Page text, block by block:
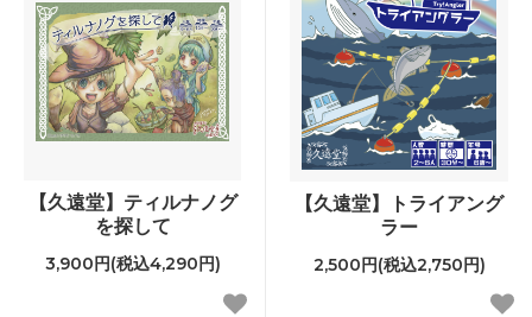
【久遠堂】ティルナノグ
を探して
3,900円(税込4,290円)
【久遠堂】トライアング
ラー
2,500円(税込2,750円)